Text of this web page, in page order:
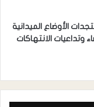
الأوضاع الميدانية
وتداعيات الانتهاكات